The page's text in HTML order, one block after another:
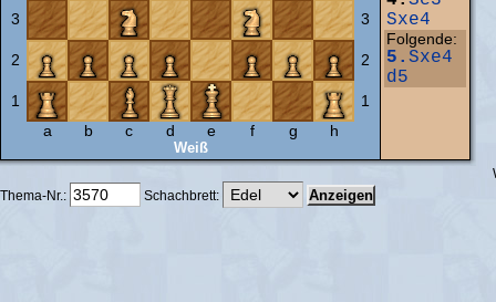
3 3
2 2
1
1
a
b c d e f g h
Weiß
Sxe4
Folgende:
5. Sxe4
d5
Thema-Nr.:
Schachbrett: